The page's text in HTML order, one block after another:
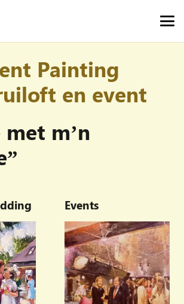
Painting
en event
met m’n
Events